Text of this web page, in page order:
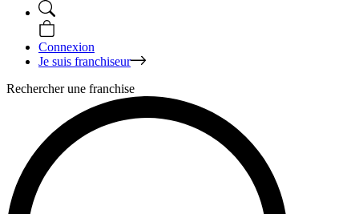
Connexion
Je suis franchiseur
Rechercher une franchise